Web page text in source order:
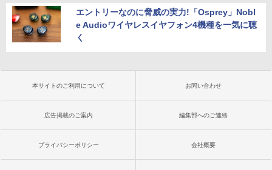
エントリーなのに脅威の実力!「Osprey」Nobl
e Audioワイヤレスイヤフォン4機種を一気に聴
く
本サイトのご利用について お問い合わせ
広告掲載のご案内 編集部へのご連絡
プライバシーポリシー 会社概要